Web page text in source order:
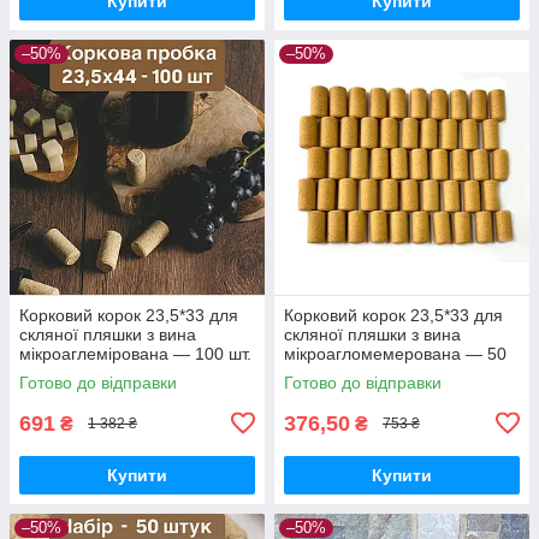
–50%
Корковий корок 23,5*33 для
скляної пляшки з вина
мікроаглемірована — 100 шт.
Готово до відправки
691 ₴ 1 382 ₴
Купити
–50%
Корковий корок 23,5*33 для
скляної пляшки з вина
мікроагломемерована — 50
шт.
Готово до відправки
376,50 ₴ 753 ₴
Купити
–50% –50%